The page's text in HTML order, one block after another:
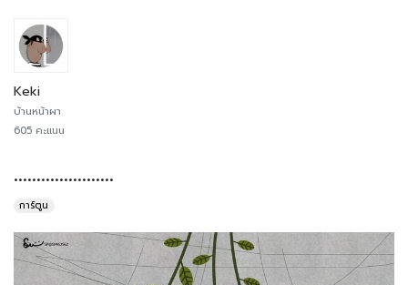
Keki
บ้านหน้าผา
605 คะแนน
......................
การ์ตูน